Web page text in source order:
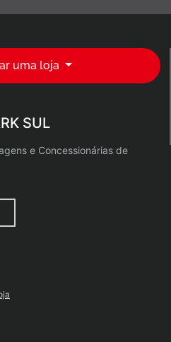
uma loja
SUL
e Concessionárias de